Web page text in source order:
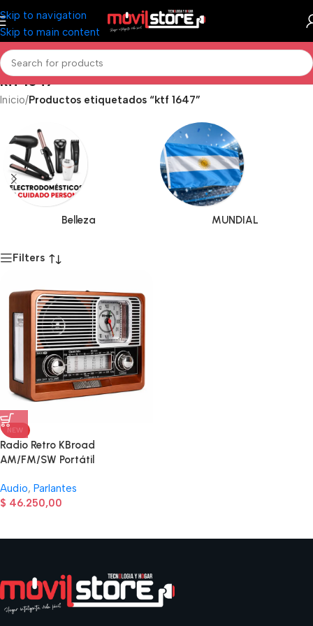
Skip to navigation
Skip to main content
ktf 1647
Inicio/Productos etiquetados “ktf 1647”
Belleza MUNDIAL
Filters
NEW
Radio Retro KBroad
AM/FM/SW Portátil
Audio, Parlantes
$ 46.250,00